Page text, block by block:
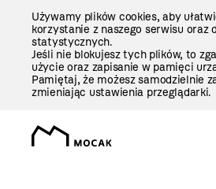
Używamy plików cookies, aby
korzystanie z naszego serwisu oraz
statystycznych.
Jeśli nie blokujesz tych plików, to
użycie oraz zapisanie w pamięci
Pamiętaj, że możesz samodzielnie
zmieniając ustawienia przeglądarki.